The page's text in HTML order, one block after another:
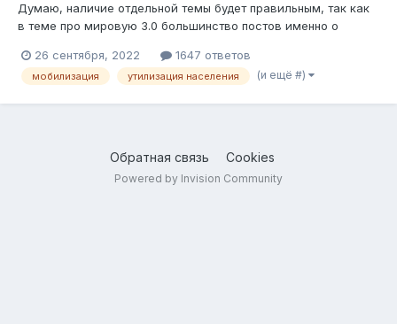
Думаю, наличие отдельной темы будет правильным, так как
в теме про мировую 3.0 большинство постов именно о
обсуждения положения на фронте и перспектив воюющих
сторон. Со своей стороны начну с первой новости: Ист...
26 сентября, 2022 1647 ответов
мобилизация утилизация населения (и ещё #)
Обратная связь Cookies
Powered by Invision Community